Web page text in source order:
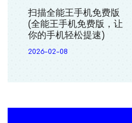
扫描全能王手机免费版
(全能王手机免费版，让
你的手机轻松提速)
2026-02-08